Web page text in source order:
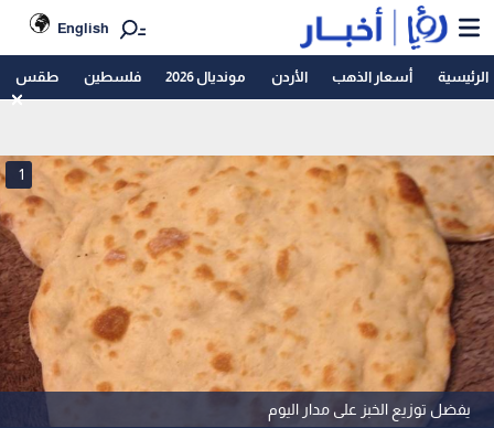
English
الرئيسية أسعار الذهب الأردن مونديال 2026 فلسطين طقس
يفضل توزيع الخبز على مدار اليوم
1